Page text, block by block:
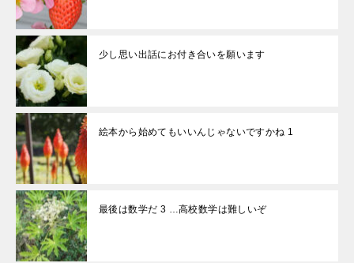
少し思い出話にお付き合いを願います
絵本から始めてもいいんじゃないですかね 1
最後は数学だ 3 …高校数学は難しいぞ